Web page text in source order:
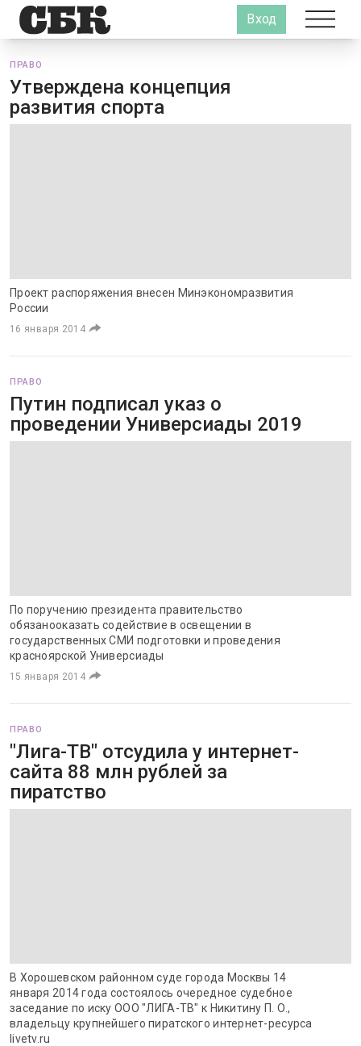
Вход
ПРАВО
Утверждена концепция
развития спорта
Проект распоряжения внесен Минэкономразвития
России
16 января 2014
ПРАВО
Путин подписал указ о
проведении Универсиады 2019
По поручению президента правительство
обязанооказать содействие в освещении в
государственных СМИ подготовки и проведения
красноярской Универсиады
15 января 2014
ПРАВО
"Лига-ТВ" отсудила у интернет-
сайта 88 млн рублей за
пиратство
В Хорошевском районном суде города Москвы 14
января 2014 года состоялось очередное судебное
заседание по иску ООО "ЛИГА-ТВ" к Никитину П. О.,
владельцу крупнейшего пиратского интернет-ресурса
livetv.ru